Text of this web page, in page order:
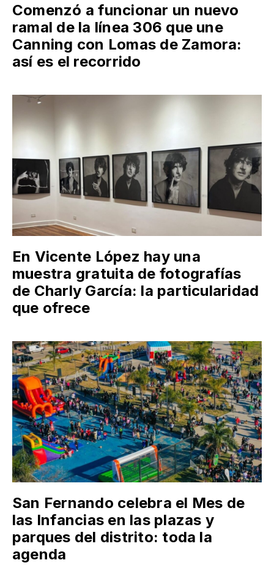
Comenzó a funcionar un nuevo
ramal de la línea 306 que une
Canning con Lomas de Zamora:
así es el recorrido
En Vicente López hay una
muestra gratuita de fotografías
de Charly García: la particularidad
que ofrece
San Fernando celebra el Mes de
las Infancias en las plazas y
parques del distrito: toda la
agenda